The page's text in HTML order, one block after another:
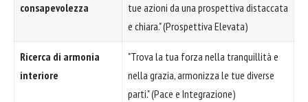
consapevolezza
tue azioni da una prospettiva distaccata
e chiara." (Prospettiva Elevata)
Ricerca di armonia
interiore
"Trova la tua forza nella tranquillità e
nella grazia, armonizza le tue diverse
parti." (Pace e Integrazione)